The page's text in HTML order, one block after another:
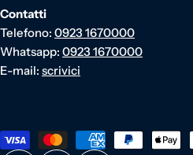
Contatti
Telefono: 0923 1670000
Whatsapp: 0923 1670000
E-mail: scrivici
Metodi di pagamento